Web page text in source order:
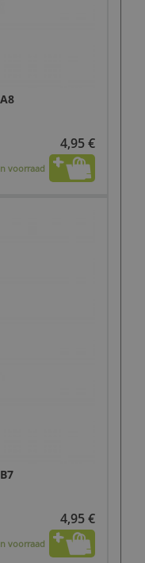
4,95 €
voorraad
4,95 €
voorraad